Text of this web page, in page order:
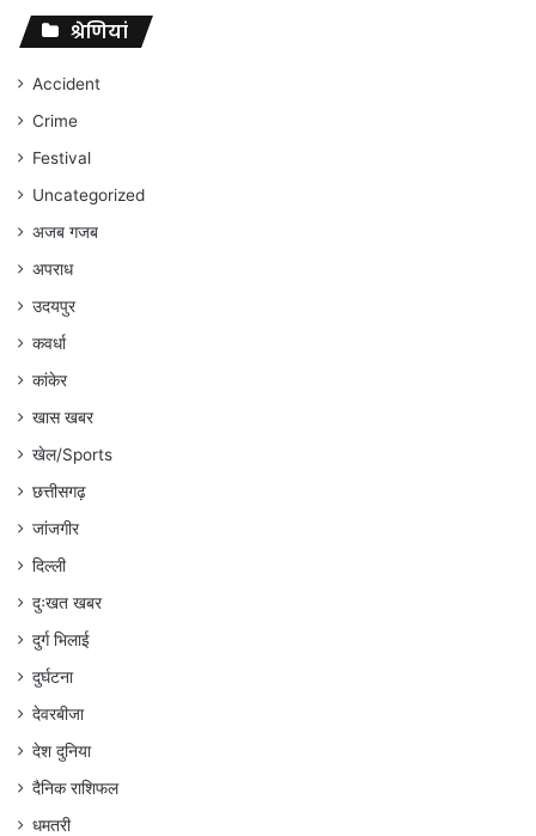
संघर्ष
जारी
रहेगा
अंकित
गौरहा
श्रेणियां
Accident
Crime
Festival
Uncategorized
अजब गजब
अपराध
उदयपुर
कवर्धा
कांकेर
खास खबर
खेल/Sports
छत्तीसगढ़
जांजगीर
दिल्ली
दुःखत खबर
दुर्ग भिलाई
दुर्घटना
देवरबीजा
देश दुनिया
दैनिक राशिफल
धमतरी